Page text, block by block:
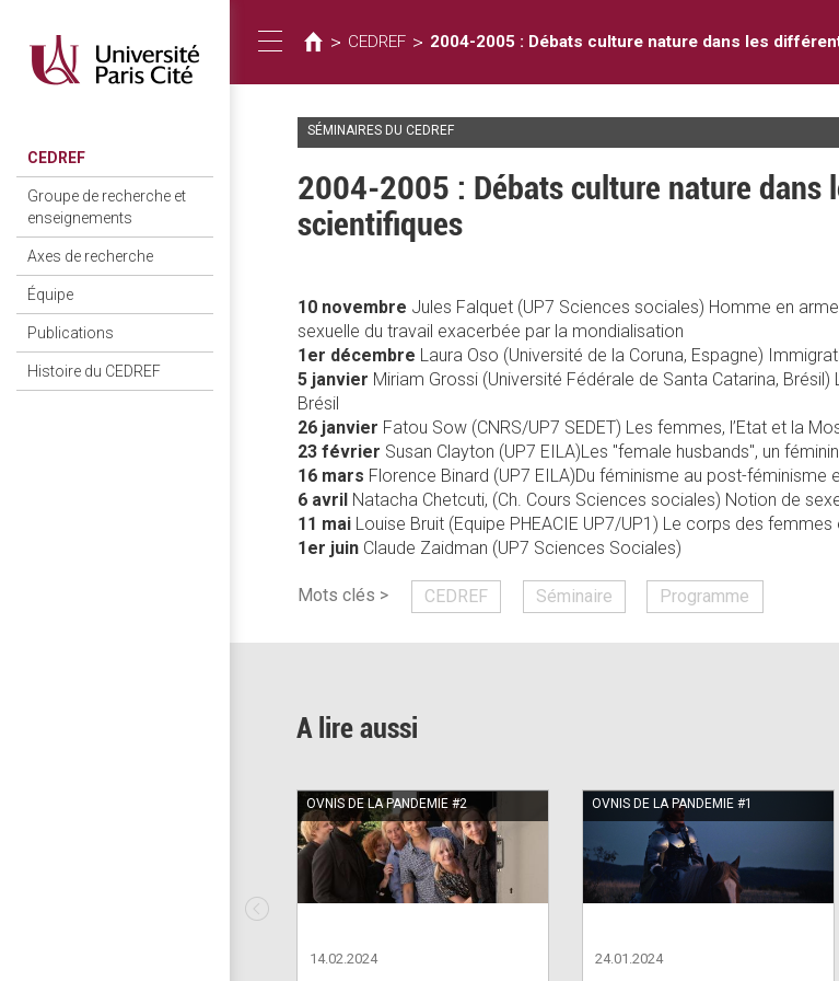
contenu
principal
CEDREF
Groupe de recherche et
enseignements
Axes de recherche
Équipe
Publications
Histoire du CEDREF
Toggle
navigation
êtes
ici
> CEDREF > 2004-2005 : Débats culture nature dans les
SÉMINAIRES DU CEDREF
2004-2005 : Débats culture nature dans
scientifiques
10 novembre Jules Falquet (UP7 Sciences sociales) Homme en
sexuelle du travail exacerbée par la mondialisation
1er décembre Laura Oso (Université de la Coruna, Espagne)
5 janvier Miriam Grossi (Université Fédérale de Santa Catarina,
Brésil
26 janvier Fatou Sow (CNRS/UP7 SEDET) Les femmes, l’Etat et la
23 février Susan Clayton (UP7 EILA)Les "female husbands", un
16 mars Florence Binard (UP7 EILA)Du féminisme au post-féminisme
6 avril Natacha Chetcuti, (Ch. Cours Sciences sociales) Notion de
11 mai Louise Bruit (Equipe PHEACIE UP7/UP1) Le corps des femmes
1er juin Claude Zaidman (UP7 Sciences Sociales)
Mots clés > CEDREF Séminaire Programme
A lire aussi
OVNIS DE LA PANDEMIE #2
14.02.2024
OVNIS DE LA PANDEMIE #1
24.01.2024